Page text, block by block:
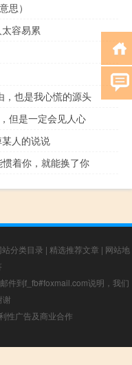
思）
容易累
，也是我心慌的源头
但是一定会见人心
人的说说
着你，就能换了你
站分类目录 | 精选推荐文章 | 网站地
件到f_fb#foxmail.com说明，我们
谢
性广告及商业合作